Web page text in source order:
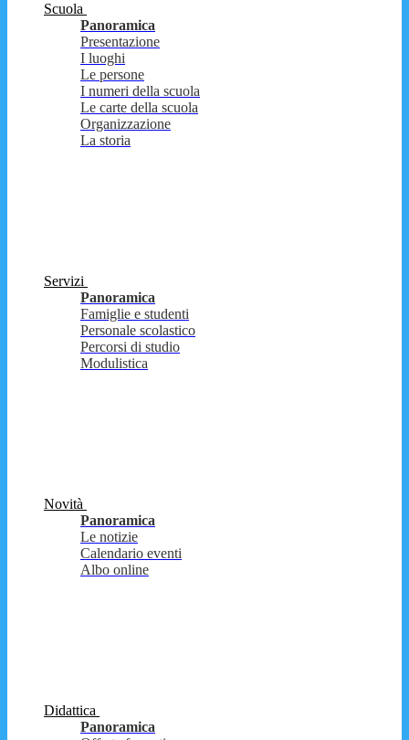
Scuola
Panoramica
Presentazione
I luoghi
Le persone
I numeri della scuola
Le carte della scuola
Organizzazione
La storia
Servizi
Panoramica
Famiglie e studenti
Personale scolastico
Percorsi di studio
Modulistica
Novità
Panoramica
Le notizie
Calendario eventi
Albo online
Didattica
Panoramica